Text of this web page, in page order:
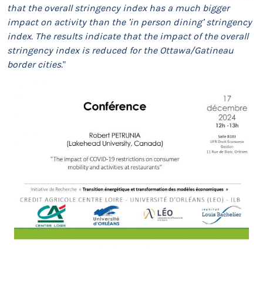
that the overall stringency index has a much bigger
impact on activity than the ’in person dining’ stringency
index. The results indicate that the impact of the overall
stringency index is reduced for the Ottawa/Gatineau
border cities."